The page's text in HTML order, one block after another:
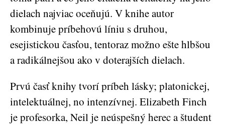
dielach najviac oceňujú. V knihe autor
kombinuje príbehovú líniu s druhou,
esejistickou časťou, tentoraz možno ešte hlbšou
a radikálnejšou ako v doterajších dielach.
Prvú časť knihy tvorí príbeh lásky; platonickej,
intelektuálnej, no intenzívnej. Elizabeth Finch
je profesorka, Neil je neúspešný herec a študent